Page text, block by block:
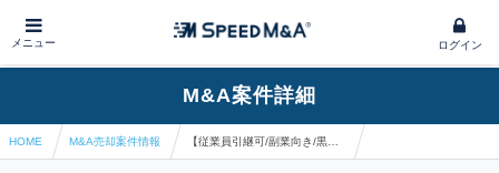
メニュー ログイン
M&A案件詳細
HOME M&A売却案件情報